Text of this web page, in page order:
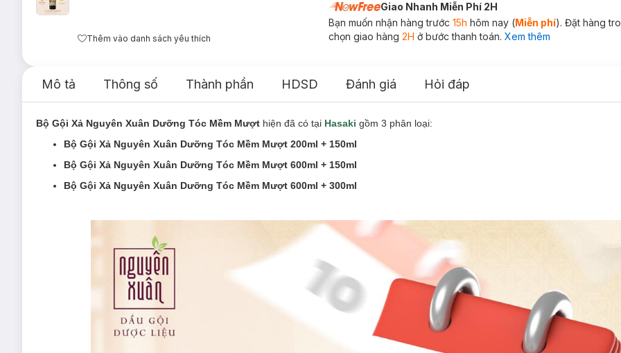
Thêm vào danh sách yêu thích
Giao Nhanh Miễn Phí 2H
Bạn muốn nhận hàng trước 15h hôm nay (Miễn phí). Đặt hàng
chọn giao hàng 2H ở bước thanh toán. Xem thêm
Mô tả Thông số Thành phần HDSD Đánh giá Hỏi đáp
Bộ Gội Xả Nguyên Xuân Dưỡng Tóc Mềm Mượt hiện đã có tại Hasaki gồm 3 phân loại:
Bộ Gội Xả Nguyên Xuân Dưỡng Tóc Mềm Mượt 200ml + 150ml
Bộ Gội Xả Nguyên Xuân Dưỡng Tóc Mềm Mượt 600ml + 150ml
Bộ Gội Xả Nguyên Xuân Dưỡng Tóc Mềm Mượt 600ml + 300ml